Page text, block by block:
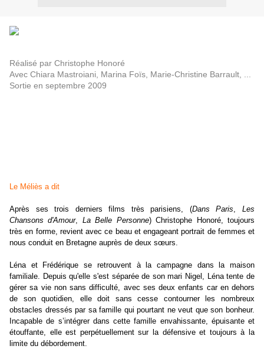
Réalisé par Christophe Honoré
Avec Chiara Mastroiani, Marina Foïs, Marie-Christine Barrault, ...
Sortie en septembre 2009
Le Méliès a dit
Après ses trois derniers films très parisiens, (Dans Paris,Les
Chansons d'Amour, La Belle Personne) Christophe Honoré, toujours
très en forme, revient avec ce beau et engageant portrait de femmes et
nous conduit en Bretagne auprès de deux sœurs.
Léna et Frédérique se retrouvent à la campagne dans la maison
familiale. Depuis qu'elle s'est séparée de son mari Nigel, Léna tente de
gérer sa vie non sans difficulté, avec ses deux enfants car en dehors
de son quotidien, elle doit sans cesse contourner les nombreux
obstacles dressés par sa famille qui pourtant ne veut que son bonheur.
Incapable de s’intégrer dans cette famille envahissante, épuisante et
étouffante, elle est perpétuellement sur la défensive et toujours à la
limite du débordement.